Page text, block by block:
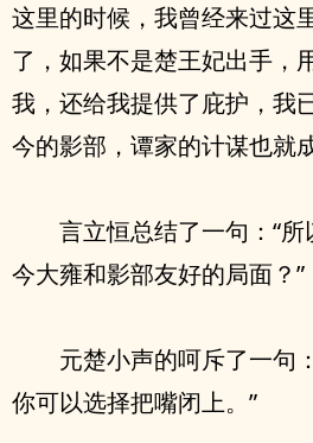
这里的时候，我曾经来过这
了，如果不是楚王妃出手，
我，还给我提供了庇护，我
今的影部，谭家的计谋也就
言立恒总结了一句：“
今大雍和影部友好的局面？”
元楚小声的呵斥了一句
你可以选择把嘴闭上。”